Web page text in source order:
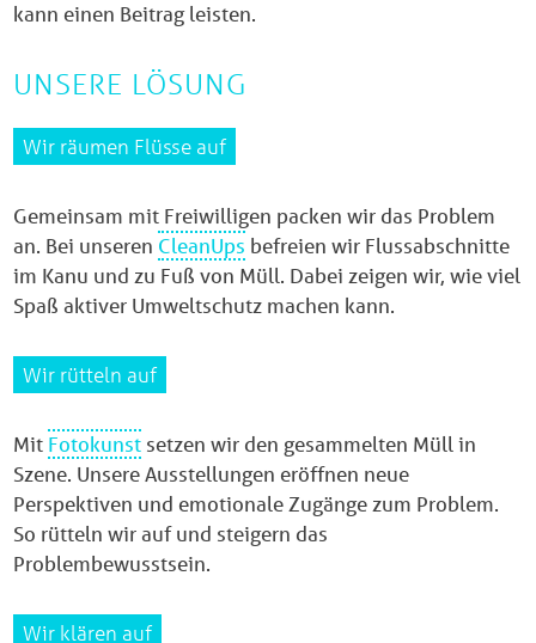
kann einen Beitrag leisten.
UNSERE LÖSUNG
Wir räumen Flüsse auf
Gemeinsam mit Freiwilligen packen wir das Problem
an. Bei unseren CleanUps befreien wir Flussabschnitte
im Kanu und zu Fuß von Müll. Dabei zeigen wir, wie viel
Spaß aktiver Umweltschutz machen kann.
Wir rütteln auf
Mit Fotokunst setzen wir den gesammelten Müll in
Szene. Unsere Ausstellungen eröffnen neue
Perspektiven und emotionale Zugänge zum Problem.
So rütteln wir auf und steigern das
Problembewusstsein.
Wir klären auf